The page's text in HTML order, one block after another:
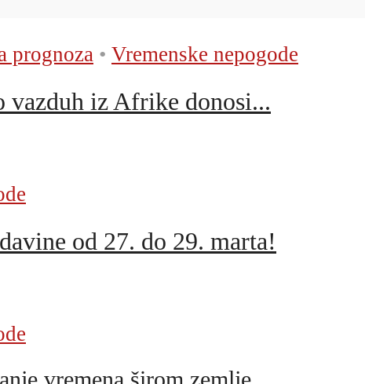
prognoza • Vremenske nepogode
vazduh iz Afrike donosi...
od 27. do 29. marta!